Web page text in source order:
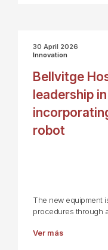
30 April 2026
Innovation
Bellvitge
leadership
robot
The new equipment
procedures through
Ver más